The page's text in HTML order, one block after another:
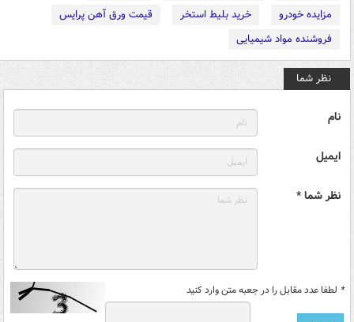
مزایده خودرو
خرید بلیط استخر
قیمت ورق آهن پرایس
فروشنده مواد شیمیایی
نظر شما
نام
ایمیل
نظر شما *
* لطفا عدد مقابل را در جعبه متن وارد کنید